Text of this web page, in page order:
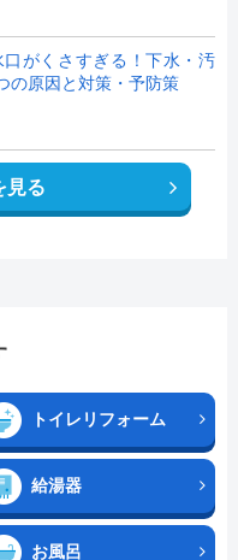
がくさすぎる！下水・汚
の原因と対策・予防策
見る
トイレリフォーム
給湯器
お風呂